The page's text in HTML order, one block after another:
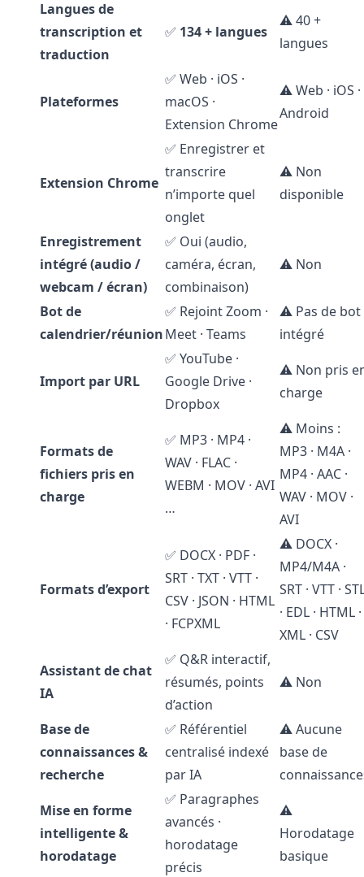
Langues de
transcription et
traduction
✅ 134 + langues
⚠️ 40 +
langues
Plateformes
✅ Web · iOS ·
macOS ·
Extension Chrome
⚠️ Web · iOS ·
Android
Extension Chrome
✅ Enregistrer et
transcrire
n’importe quel
onglet
⚠️ Non
disponible
Enregistrement
intégré (audio /
webcam / écran)
✅ Oui (audio,
caméra, écran,
combinaison)
⚠️ Non
Bot de
calendrier/réunion
✅ Rejoint Zoom ·
Meet · Teams
⚠️ Pas de bot
intégré
Import par URL
✅ YouTube ·
Google Drive ·
Dropbox
⚠️ Non pris
charge
Formats de
fichiers pris en
charge
✅ MP3 · MP4 ·
WAV · FLAC ·
WEBM · MOV · AVI
…
⚠️ Moins :
MP3 · M4A ·
MP4 · AAC ·
WAV · MOV ·
AVI
Formats d’export
✅ DOCX · PDF ·
SRT · TXT · VTT ·
CSV · JSON · HTML
· FCPXML
⚠️ DOCX ·
MP4/M4A ·
SRT · VTT ·
· EDL · HTML ·
XML · CSV
Assistant de chat
IA
✅ Q&R interactif,
résumés, points
d’action
⚠️ Non
Base de
connaissances &
recherche
✅ Référentiel
centralisé indexé
par IA
⚠️ Aucune
base de
Mise en forme
intelligente &
horodatage
✅ Paragraphes
avancés ·
horodatage
précis
⚠️
Horodatage
basique